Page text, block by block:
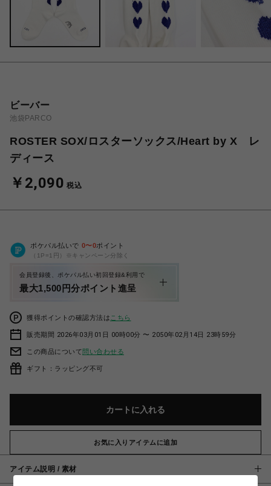
ビーバー
池袋PARCO
ROSTER SOX/ロスターソックス/Heart by X レ
ディース
￥2,090 税込
ポケパル払いで 0〜0ポイント
（1P=1円）※キャンペーン分除く
会員登録後、ポケパル払い初回登録&利用で
最大1,500円分ポイント進呈
獲得ポイントの確認方法は こちら
販売期間 2026年03月01日 00時00分 〜 2050年02月14日 23時59分
この商品について問い合わせる
ギフト：ラッピング不可
カートに入れる
お気に入りアイテムに追加
アイテム説明 / 素材